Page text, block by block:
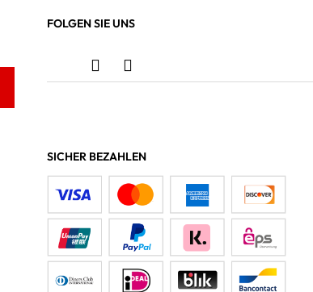
FOLGEN SIE UNS
SICHER BEZAHLEN